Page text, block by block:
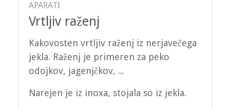
APARATI
Vrtljiv raženj
Kakovosten vrtljiv raženj iz nerjavečega
jekla. Raženj je primeren za peko
odojkov, jagenjčkov, ...
Narejen je iz inoxa, stojala so iz jekla.